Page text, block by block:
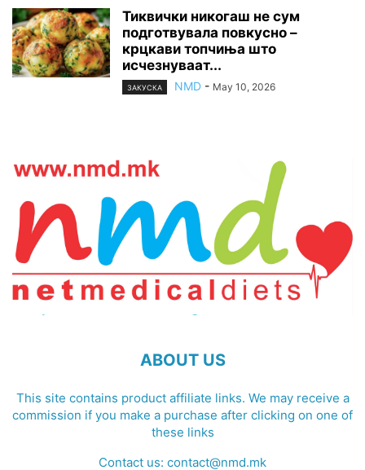
Тиквички никогаш не сум
подготвувала повкусно –
крцкави топчиња што
исчезнуваат...
ЗАКУСКА NMD - May 10, 2026
ABOUT US
This site contains product affiliate links. We may receive a
commission if you make a purchase after clicking on one of
these links
Contact us: contact@nmd.mk